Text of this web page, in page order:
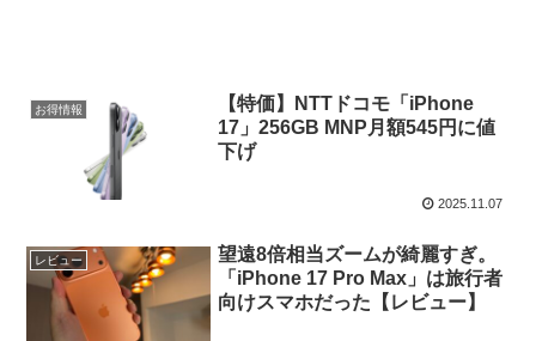
お得情報
【特価】NTTドコモ「iPhone
17」256GB MNP月額545円に値
下げ
2025.11.07
レビュー
望遠8倍相当ズームが綺麗すぎ。
「iPhone 17 Pro Max」は旅行者
向けスマホだった【レビュー】